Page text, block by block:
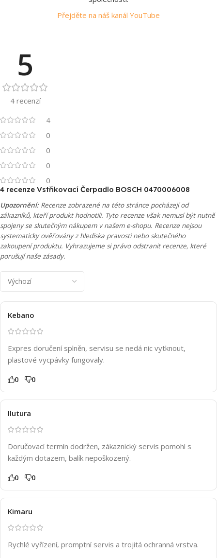
Přejděte na náš kanál YouTube
5
4 recenzí
4
0
0
0
0
4 recenze Vstřikovací Čerpadlo BOSCH 0470006008
Upozornění:Recenze zobrazené na této stránce pocházejí od
zákazníků, kteří produkt hodnotili. Tyto recenze však nemusí být nutně
spojeny se skutečným nákupem v našem e-shopu. Recenze nejsou
systematicky ověřovány z hlediska pravosti nebo skutečného
zakoupení produktu. Vyhrazujeme si právo odstranit recenze, které
porušují naše zásady.
Kebano
Expres doručení splněn, servisu se nedá nic vytknout,
plastové vycpávky fungovaly.
0 0
Ilutura
Doručovací termín dodržen, zákaznický servis pomohl s
každým dotazem, balík nepoškozený.
0 0
Kimaru
Rychlé vyřízení, promptní servis a trojitá ochranná vrstva.